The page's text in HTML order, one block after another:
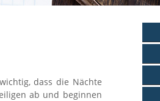
dass die Nächte
ab und beginnen